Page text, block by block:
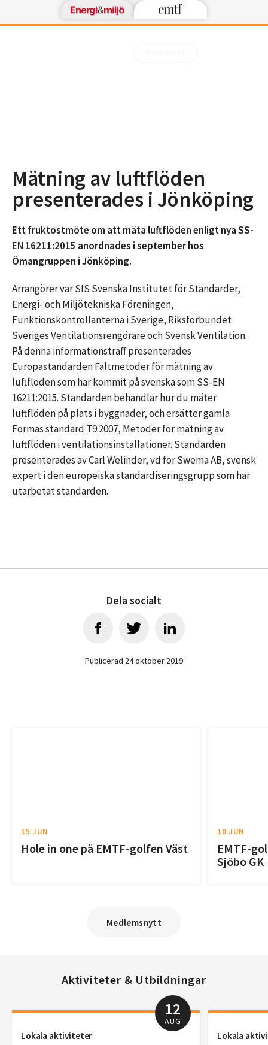
Mätning av luftflöden
presenterades i Jönköping
Ett fruktostmöte om att mäta luftflöden enligt nya SS-
EN 16211:2015 anordnades i september hos
Ömangruppen i Jönköping.
Arrangörer var SIS Svenska Institutet för Standarder,
Energi- och Miljötekniska Föreningen,
Funktionskontrollanterna i Sverige, Riksförbundet
Sveriges Ventilationsrengörare och Svensk Ventilation.
På denna informationsträff presenterades
Europastandarden Fältmetoder för mätning av
luftflöden som har kommit på svenska som SS-EN
16211:2015. Standarden behandlar hur du mäter
luftflöden på plats i byggnader, och ersätter gamla
Formas standard T9:2007, Metoder för mätning av
luftflöden i ventilationsinstallationer. Standarden
presenterades av Carl Welinder, vd för Swema AB, svensk
expert i den europeiska standardiseringsgrupp som har
utarbetat standarden.
Dela socialt
Publicerad 24 oktober 2019
15 JUN
Hole in one på EMTF-golfen Väst
10 JUN
EMTF-
Sjöbo GK
Medlemsnytt
Aktiviteter & Utbildningar
12
AUG
Lokala aktiviteter Lokala